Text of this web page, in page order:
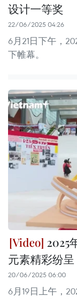
设计一等奖
22/06/2025 04:26
6月21日下午，
下帷幕。
2025
元素精彩纷呈
20/06/2025 06:00
6月19日上午，